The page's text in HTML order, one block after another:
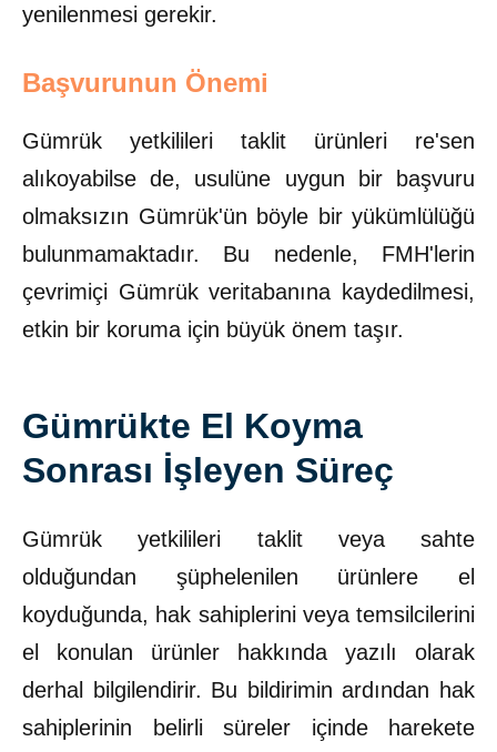
yenilenmesi gerekir.
Başvurunun Önemi
Gümrük yetkilileri taklit ürünleri re'sen
alıkoyabilse de, usulüne uygun bir başvuru
olmaksızın Gümrük'ün böyle bir yükümlülüğü
bulunmamaktadır. Bu nedenle, FMH'lerin
çevrimiçi Gümrük veritabanına kaydedilmesi,
etkin bir koruma için büyük önem taşır.
Gümrükte El Koyma
Sonrası İşleyen Süreç
Gümrük yetkilileri taklit veya sahte
olduğundan şüphelenilen ürünlere el
koyduğunda, hak sahiplerini veya temsilcilerini
el konulan ürünler hakkında yazılı olarak
derhal bilgilendirir. Bu bildirimin ardından hak
sahiplerinin belirli süreler içinde harekete